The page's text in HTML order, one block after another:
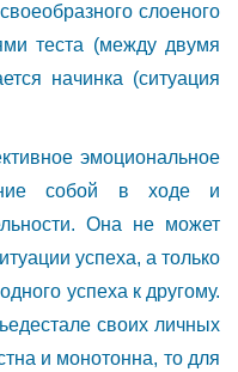
слоеного
теста (между двумя
начинка (ситуация
эмоциональное
собой в ходе и
Она не может
успеха, а только
успеха к другому.
своих личных
и монотонна, то для